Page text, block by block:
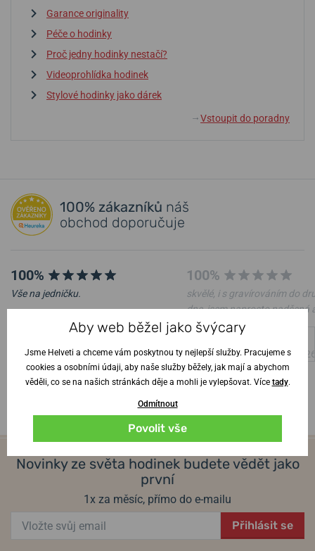
Garance originality
Péče o hodinky
Proč jedny hodinky nestačí?
Videoprohlídka hodinek
Stylové hodinky jako dárek
↓ Vstoupit do poradny
100% zákazníků náš
obchod doporučuje
100%
Vše na jedničku.
Ověřený zákazník • 6. 8. 2026
100%
skvělé, i s gravírováním do
dne, jsem naprosto nadšená
manžel z hodinek též
Ověřený zákazník•4. 8.
Novinky ze světa hodinek budete vědět jako
první
1x za měsíc, přímo do e-mailu
Přihlásit se
Aby web běžel jako švýcary
Jsme Helveti a chceme vám poskytnou ty nejlepší služby. Pracujeme s
cookies a osobními údaji, aby naše služby běžely, jak mají a abychom
věděli, co se na našich stránkách děje a mohli je vylepšovat. Více tady.
Odmítnout
Povolit vše